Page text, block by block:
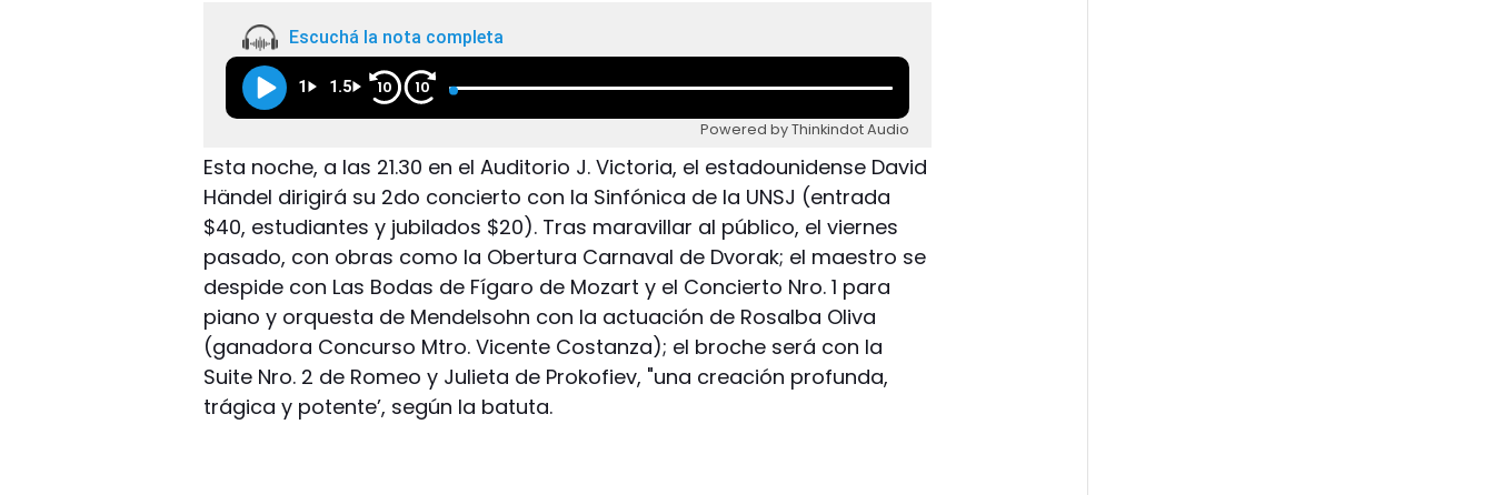
Escuchá la nota completa
1 1.5 10 10
Powered by Thinkindot Audio
Esta noche, a las 21.30 en el Auditorio J. Victoria, el estadounidense David
Händel dirigirá su 2do concierto con la Sinfónica de la UNSJ (entrada
$40, estudiantes y jubilados $20). Tras maravillar al público, el viernes
pasado, con obras como la Obertura Carnaval de Dvorak; el maestro se
despide con Las Bodas de Fígaro de Mozart y el Concierto Nro. 1 para
piano y orquesta de Mendelsohn con la actuación de Rosalba Oliva
(ganadora Concurso Mtro. Vicente Costanza); el broche será con la
Suite Nro. 2 de Romeo y Julieta de Prokofiev, "una creación profunda,
trágica y potente’, según la batuta.